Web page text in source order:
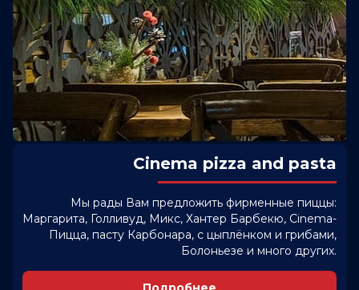
Cinema pizza and pasta
Мы рады Вам предложить фирменные пиццы:
Маргарита, Голливуд, Микс, Хантер Барбекю, Cinema-
Пицца, пасту Карбонара, с цыплёнком и грибами,
Болоньезе и много других.